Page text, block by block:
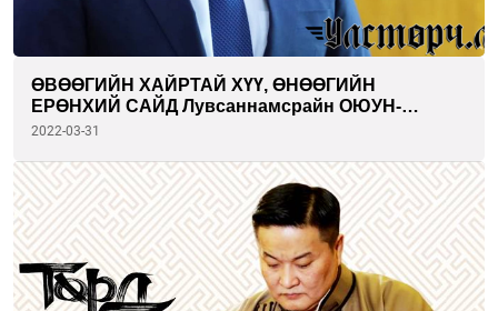
ӨВӨӨГИЙН ХАЙРТАЙ ХҮҮ, ӨНӨӨГИЙН
ЕРӨНХИЙ САЙД Лувсаннамсрайн ОЮУН-
ЭРДЭНЭ
2022-03-31